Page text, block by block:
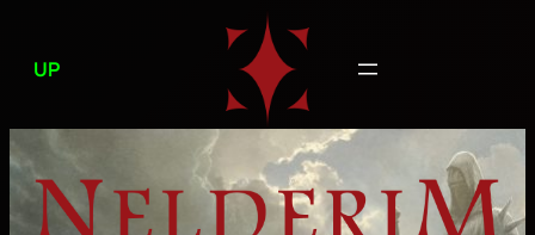
treści
UP